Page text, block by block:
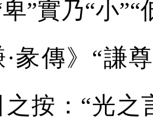
”實乃“小
·彖傳》“
按：“光之